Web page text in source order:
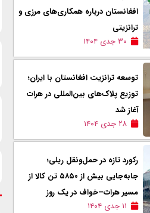
افغانستان درباره همکاری‌های مرزی و
ترانزیتی
۳۰ جدی ۱۴۰۴
توسعه ترانزیت افغانستان با ایران؛
توزیع پلاک‌های بین‌المللی در هرات
آغاز شد
۲۸ جدی ۱۴۰۴
رکورد تازه در حمل‌ونقل ریلی؛
جابه‌جایی بیش از ۵۸۵۰ تن کالا از
مسیر هرات–خواف در یک روز
۱۱ جدی ۱۴۰۴